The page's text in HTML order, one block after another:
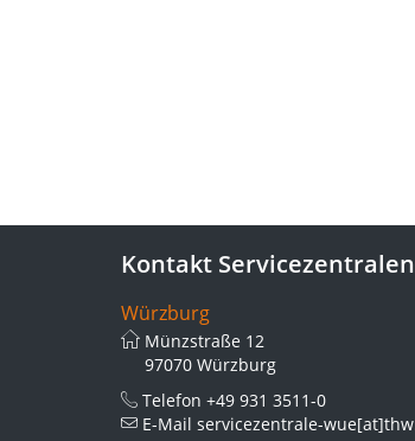
Kontakt Servicezentralen
Würzburg
Münzstraße 12
97070 Würzburg
Telefon +49 931 3511-0
E-Mail servicezentrale-wue[at]thws.de